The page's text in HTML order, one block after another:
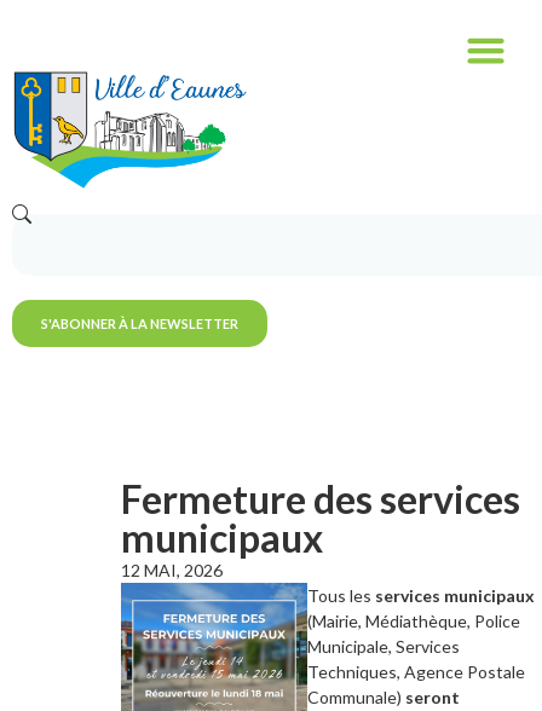
S'ABONNER À LA NEWSLETTER
Fermeture des services
municipaux
12 MAI, 2026
Tous les services municipaux
(Mairie, Médiathèque, Police
Municipale, Services
Techniques, Agence Postale
Communale) seront